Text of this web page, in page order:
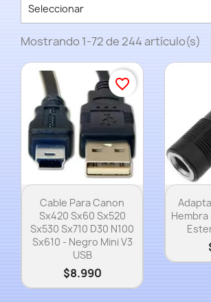
Seleccionar
Mostrando 1-72 de 244 artículo(s)
Vista rápida
Cable Para Canon
Sx420 Sx60 Sx520
Sx530 Sx710 D30 N100
Sx610 - Negro Mini V3
USB
$8.990
favorite_border

Hembra